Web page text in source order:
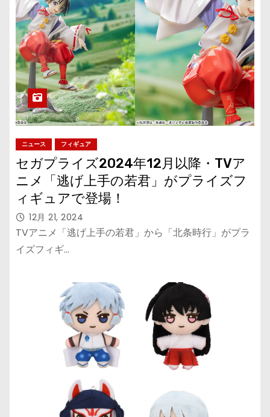
ニュース フィギュア
セガプライズ2024年12月以降・TVア
ニメ「逃げ上手の若君」がプライズフ
ィギュアで登場！
12月 21, 2024
TVアニメ「逃げ上手の若君」から「北条時行」がプラ
イズフィギ…